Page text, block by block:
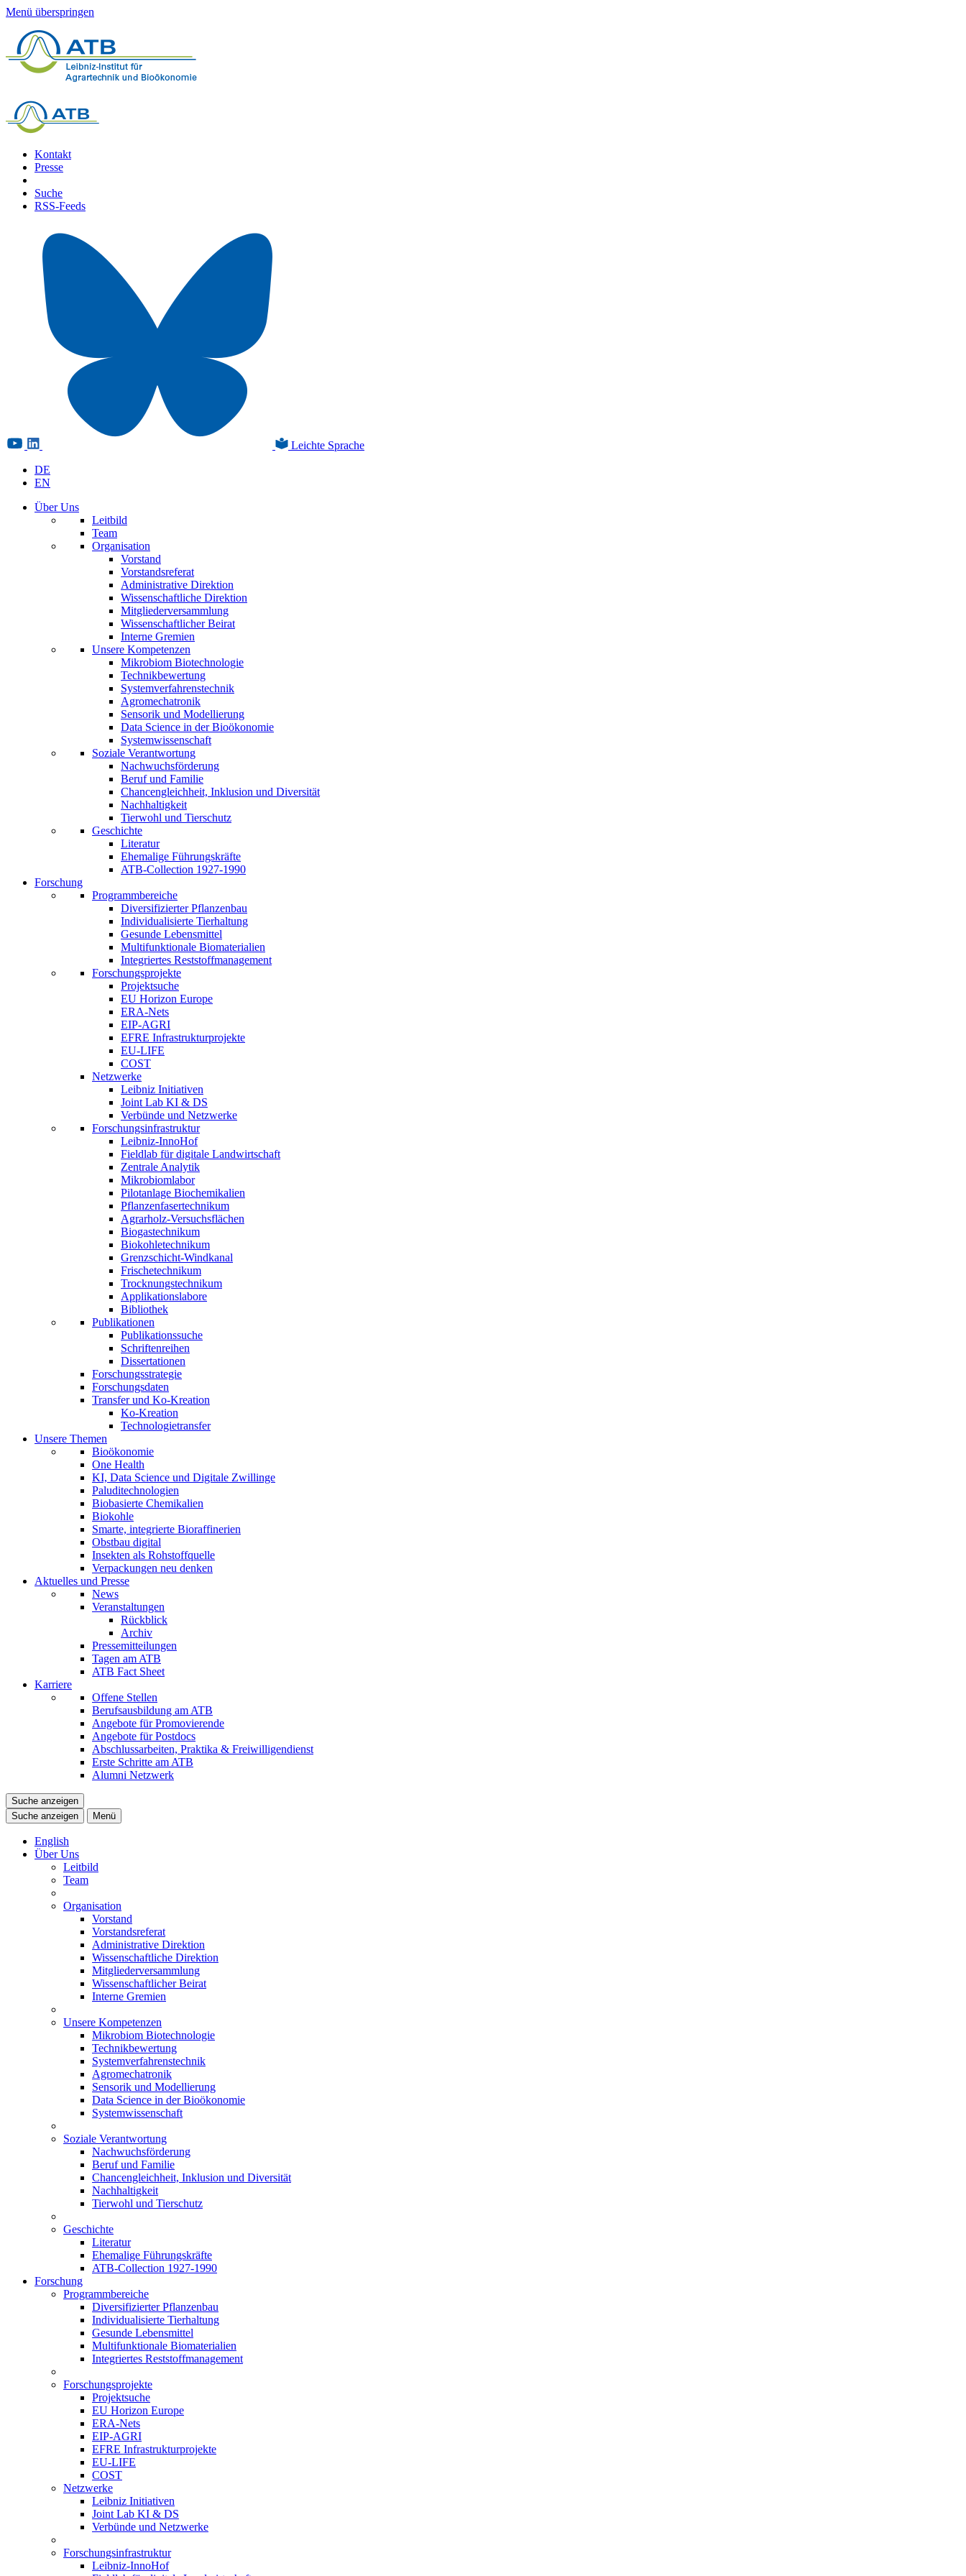
Menü überspringen
Kontakt
Presse
Suche
RSS-Feeds
Leichte Sprache
DE
EN
Über Uns
Leitbild
Team
Organisation
Vorstand
Vorstandsreferat
Administrative Direktion
Wissenschaftliche Direktion
Mitgliederversammlung
Wissenschaftlicher Beirat
Interne Gremien
Unsere Kompetenzen
Mikrobiom Biotechnologie
Technikbewertung
Systemverfahrenstechnik
Agromechatronik
Sensorik und Modellierung
Data Science in der Bioökonomie
Systemwissenschaft
Soziale Verantwortung
Nachwuchsförderung
Beruf und Familie
Chancengleichheit, Inklusion und Diversität
Nachhaltigkeit
Tierwohl und Tierschutz
Geschichte
Literatur
Ehemalige Führungskräfte
ATB-Collection 1927-1990
Forschung
Programmbereiche
Diversifizierter Pflanzenbau
Individualisierte Tierhaltung
Gesunde Lebensmittel
Multifunktionale Biomaterialien
Integriertes Reststoffmanagement
Forschungsprojekte
Projektsuche
EU Horizon Europe
ERA-Nets
EIP-AGRI
EFRE Infrastrukturprojekte
EU-LIFE
COST
Netzwerke
Leibniz Initiativen
Joint Lab KI & DS
Verbünde und Netzwerke
Forschungsinfrastruktur
Leibniz-InnoHof
Fieldlab für digitale Landwirtschaft
Zentrale Analytik
Mikrobiomlabor
Pilotanlage Biochemikalien
Pflanzenfasertechnikum
Agrarholz-Versuchsflächen
Biogastechnikum
Biokohletechnikum
Grenzschicht-Windkanal
Frischetechnikum
Trocknungstechnikum
Applikationslabore
Bibliothek
Publikationen
Publikationssuche
Schriftenreihen
Dissertationen
Forschungsstrategie
Forschungsdaten
Transfer und Ko-Kreation
Ko-Kreation
Technologietransfer
Unsere Themen
Bioökonomie
One Health
KI, Data Science und Digitale Zwillinge
Paluditechnologien
Biobasierte Chemikalien
Biokohle
Smarte, integrierte Bioraffinerien
Obstbau digital
Insekten als Rohstoffquelle
Verpackungen neu denken
Aktuelles und Presse
News
Veranstaltungen
Rückblick
Archiv
Pressemitteilungen
Tagen am ATB
ATB Fact Sheet
Karriere
Offene Stellen
Berufsausbildung am ATB
Angebote für Promovierende
Angebote für Postdocs
Abschlussarbeiten, Praktika & Freiwilligendienst
Erste Schritte am ATB
Alumni Netzwerk
Suche anzeigen
Suche anzeigen
Menü
English
Über Uns
Leitbild
Team
Organisation
Vorstand
Vorstandsreferat
Administrative Direktion
Wissenschaftliche Direktion
Mitgliederversammlung
Wissenschaftlicher Beirat
Interne Gremien
Unsere Kompetenzen
Mikrobiom Biotechnologie
Technikbewertung
Systemverfahrenstechnik
Agromechatronik
Sensorik und Modellierung
Data Science in der Bioökonomie
Systemwissenschaft
Soziale Verantwortung
Nachwuchsförderung
Beruf und Familie
Chancengleichheit, Inklusion und Diversität
Nachhaltigkeit
Tierwohl und Tierschutz
Geschichte
Literatur
Ehemalige Führungskräfte
ATB-Collection 1927-1990
Forschung
Programmbereiche
Diversifizierter Pflanzenbau
Individualisierte Tierhaltung
Gesunde Lebensmittel
Multifunktionale Biomaterialien
Integriertes Reststoffmanagement
Forschungsprojekte
Projektsuche
EU Horizon Europe
ERA-Nets
EIP-AGRI
EFRE Infrastrukturprojekte
EU-LIFE
COST
Netzwerke
Leibniz Initiativen
Joint Lab KI & DS
Verbünde und Netzwerke
Forschungsinfrastruktur
Leibniz-InnoHof